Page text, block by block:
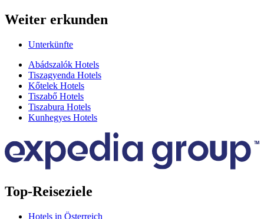
Weiter erkunden
Unterkünfte
Abádszalók Hotels
Tiszagyenda Hotels
Kőtelek Hotels
Tiszabő Hotels
Tiszabura Hotels
Kunhegyes Hotels
Top-Reiseziele
Hotels in Österreich